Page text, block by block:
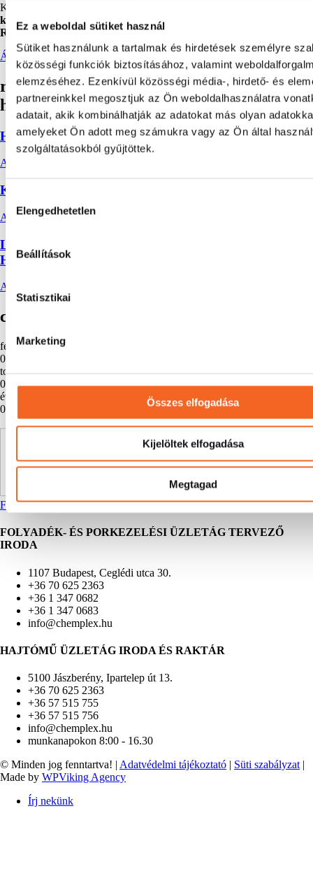
Ez a weboldal sütiket használ
Sütiket használunk a tartalmak és hirdetések személyre
közösségi funkciók biztosításához, valamint
elemzéséhez. Ezenkívül közösségi média-, hirdető- és
partnereinkkel megosztjuk az Ön weboldalhasználatra
adatait, akik kombinálhatják az adatokat más olyan
amelyeket Ön adott meg számukra vagy az Ön által
szolgáltatásokból gyűjtöttek.
Hozzájárulás
kiválasztása
Elengedhetetlen
Beállítások
Statisztikai
Marketing
Összes elfogadása
Kijelöltek elfogadása
Megtagad
Készleten levő termékeinket akár
küldjük
, hogy a gyártásod kiszámítható és folyamatos legyen.
Rendelj még ma, hogy mielőbb nálad legyen a termék!
ÁRAK ÉS KÉSZLET ELLENŐRZÉSE
rendelj raktárkészletről ipari fogaskerekes
hajtóműveket, akár atex kivitelben!
HOMLOKKEREKES HAJTÓMŰ
AJÁNLATKÉRÉS
KÚPKEREKES HAJTÓMŰ
AJÁNLATKÉRÉS
LAPOS
HAJTÓMŰ
AJÁNLATKÉRÉS
chemplex webshop számokban
feladott csomag évente
0
tonna vas a raktáron
0
év a gépipar élvonalában
0
Facebook LinkedinYoutube Instagram Tiktok
FOLYADÉK- ÉS PORKEZELÉSI ÜZLETÁG TERVEZŐ
IRODA
1107 Budapest, Ceglédi utca 30.
+36 70 625 2363
+36 1 347 0682
+36 1 347 0683
info@chemplex.hu
HAJTÓMŰ ÜZLETÁG IRODA ÉS RAKTÁR
5100 Jászberény, Ipartelep út 13.
+36 70 625 2363
+36 57 515 755
+36 57 515 756
info@chemplex.hu
munkanapokon 8:00 - 16.30
© Minden jog fenntartva! | Adatvédelmi tájékoztató | Süti szabályzat |
Made by WPViking Agency
Írj nekünk